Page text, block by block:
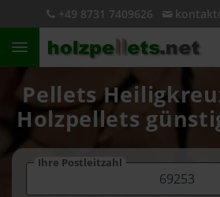
+49 8731 7409626
Pellets
Holzpellets
Ihre Postleitzahl